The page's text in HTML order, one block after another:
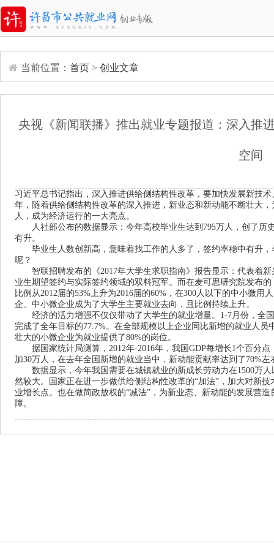
当前位置： 首页 > 创业文章
央视《新闻联播》推出就业专题报道：深入推
空间
习近平总书记指出，深入推进供给侧结构性改革，要加快发展新技
年，随着供给侧结构性改革的深入推进，新业态和新动能不断壮大
人，成为经济运行的一大亮点。
人社部公布的数据显示：今年高校毕业生达到795万人，创了历
有升。
毕业生人数创新高，意味着找工作的人多了，签约率稳中有升，
呢？
智联招聘发布的《2017年大学生求职指南》报告显示：代表着新
业生期望签约与实际签约领域的双料冠军。而在麦可思研究院发布
比例从2012届的53%上升为2016届的60%，在300人以下的中小微用
企、中小微企业成为了大学生主要就业去向，且比例持续上升。
经济的活力增强不仅仅带动了大学生的就业增量。1-7月份，全
完成了全年目标的77.7%。在全部规模以上企业同比新增的就业人
壮大的小微企业为就业提供了80%的岗位。
据国家统计局测算，2012年-2016年，我国GDP每增长1个百分点
加30万人，在去年全国新增的就业当中，新动能贡献率达到了70%左
数据显示，今年我国需要在城镇就业的新成长劳动力在1500万人
然较大。国家正在进一步做供给侧结构性改革的“加法”，加大对新
业增长点。也在做简政放权的“减法”，为新业态、新动能的发展营
障。